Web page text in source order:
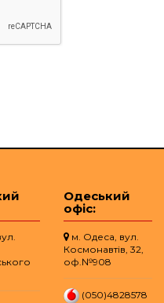
Одеський
офіс:
м. Одеса, вул.
Космонавтів, 32,
оф.№908
(050)4828578